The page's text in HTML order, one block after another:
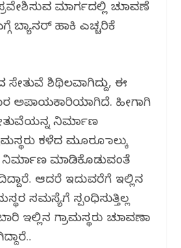
ಮಾರ್ಗದಲ್ಲಿ ಚುನಾವಣೆ
ಬ್ಯಾನರ್ ಹಾಕಿ ಎಚ್ಚರಿಕೆ
ಸೇತುವೆ ಶಿಥಿಲವಾಗಿದ್ದು, ಈ
ಅಪಾಯಕಾರಿಯಾಗಿದೆ. ಹೀಗಾಗಿ
ನಿರ್ಮಾಣ
ಕಳೆದ ಮೂರೂ ನಾಲ್ಕು
ನಿರ್ಮಾಣ ಮಾಡಿಕೊಡುವಂತೆ
ಆದರೆ ಇದುವರೆಗೆ ಇಲ್ಲಿನ
ಸಮಸ್ಯೆಗೆ ಸ್ಪಂಧಿಸುತ್ತಿಲ್ಲ
ಇಲ್ಲಿನ ಗ್ರಾಮಸ್ಥರು ಚುನಾವಣಾ